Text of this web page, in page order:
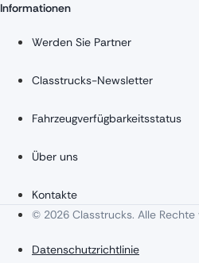
Informationen
Werden Sie Partner
Classtrucks-Newsletter
Fahrzeugverfügbarkeitsstatus
Über uns
Kontakte
© 2026 Classtrucks. Alle Rechte
Datenschutzrichtlinie